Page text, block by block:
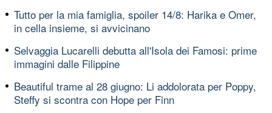
Tutto per la mia famiglia, spoiler 14/8: Harika e Omer,
in cella insieme, si avvicinano
Selvaggia Lucarelli debutta all'Isola dei Famosi: prime
immagini dalle Filippine
Beautiful trame al 28 giugno: Li addolorata per Poppy,
Steffy si scontra con Hope per Finn